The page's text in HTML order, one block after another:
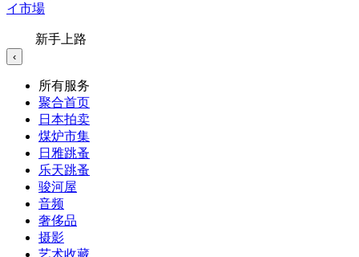
イ市場
新手上路
‹
所有服务
聚合首页
日本拍卖
煤炉市集
日雅跳蚤
乐天跳蚤
骏河屋
音频
奢侈品
摄影
艺术收藏